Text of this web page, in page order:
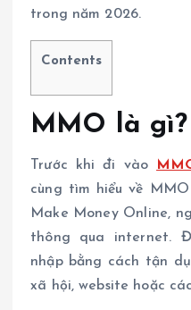
trong năm 2026.
Contents
MMO là gì?
Trước khi đi vào
cùng tìm hiểu về
Make Money Online,
thông qua internet.
nhập bằng cách tận
xã hội, website hoặc